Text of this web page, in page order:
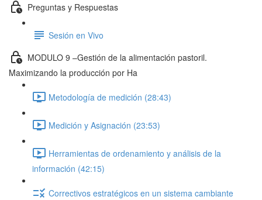
Preguntas y Respuestas
Sesión en Vivo
MODULO 9 –Gestión de la alimentación pastoril.
Maximizando la producción por Ha
Metodología de medición (28:43)
Medición y Asignación (23:53)
Herramientas de ordenamiento y análisis de la
información (42:15)
Correctivos estratégicos en un sistema cambiante